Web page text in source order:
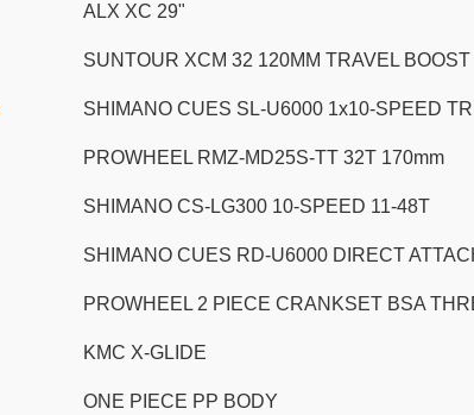
ALX XC 29"
SUNTOUR XCM 32 120MM TRAVEL
SHIMANO CUES SL-U6000 1x10-SPEED
PROWHEEL RMZ-MD25S-TT 32T 170mm
SHIMANO CS-LG300 10-SPEED 11-48T
SHIMANO CUES RD-U6000 DIRECT
PROWHEEL 2 PIECE CRANKSET BSA
KMC X-GLIDE
ONE PIECE PP BODY